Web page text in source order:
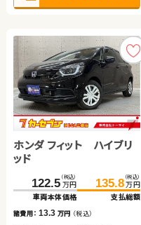
ホンダ フィット ハイブリ
ッド
122.5 （税込）
万円
車両本体価格
135.8 （税込）
万円
支払総額
諸費用：13.3 万円 （税込）
トヨタ アルファード
641.6 （税込）
万円
車両本体価格
655.3 （税込）
万円
支払総額
諸費用：13.7 万円 （税込）
日産 エクストレイル
183.5 （税込）
万円
車両本体価格
199.9 （税込）
万円
支払総額
諸費用：16.4 万円 （税込）